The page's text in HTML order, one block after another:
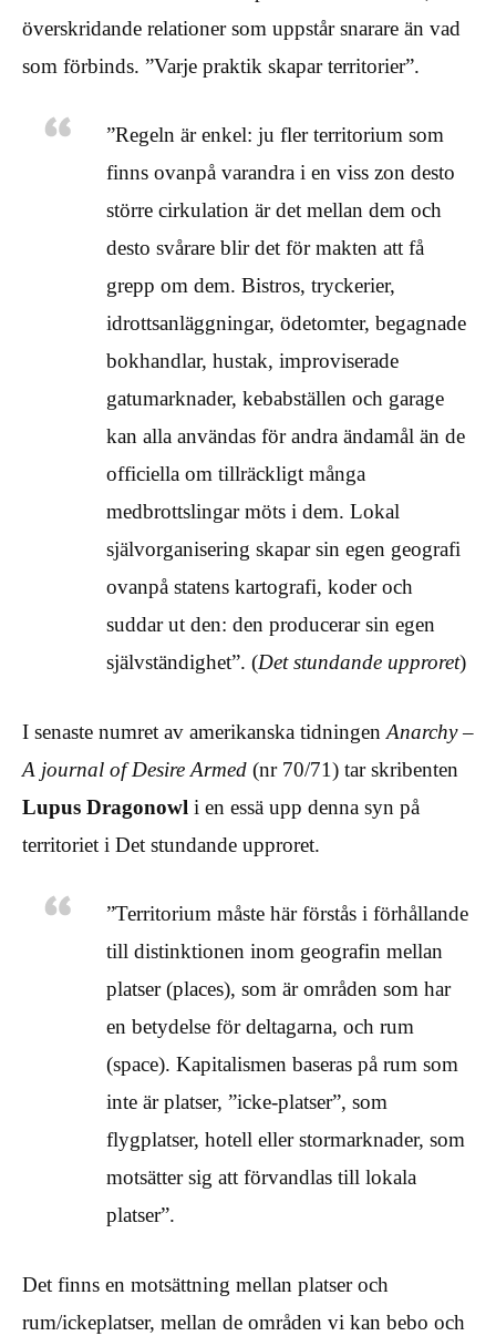
överskridande relationer som uppstår snarare än vad
som förbinds. ”Varje praktik skapar territorier”.
”Regeln är enkel: ju fler territorium som
finns ovanpå varandra i en viss zon desto
större cirkulation är det mellan dem och
desto svårare blir det för makten att få
grepp om dem. Bistros, tryckerier,
idrottsanläggningar, ödetomter, begagnade
bokhandlar, hustak, improviserade
gatumarknader, kebabställen och garage
kan alla användas för andra ändamål än de
officiella om tillräckligt många
medbrottslingar möts i dem. Lokal
självorganisering skapar sin egen geografi
ovanpå statens kartografi, koder och
suddar ut den: den producerar sin egen
självständighet”. (Det stundande upproret)
I senaste numret av amerikanska tidningen Anarchy –
A journal of Desire Armed (nr 70/71) tar skribenten
Lupus Dragonowl i en essä upp denna syn på
territoriet i Det stundande upproret.
”Territorium måste här förstås i förhållande
till distinktionen inom geografin mellan
platser (places), som är områden som har
en betydelse för deltagarna, och rum
(space). Kapitalismen baseras på rum som
inte är platser, ”icke-platser”, som
flygplatser, hotell eller stormarknader, som
motsätter sig att förvandlas till lokala
platser”.
Det finns en motsättning mellan platser och
rum/ickeplatser, mellan de områden vi kan bebo och